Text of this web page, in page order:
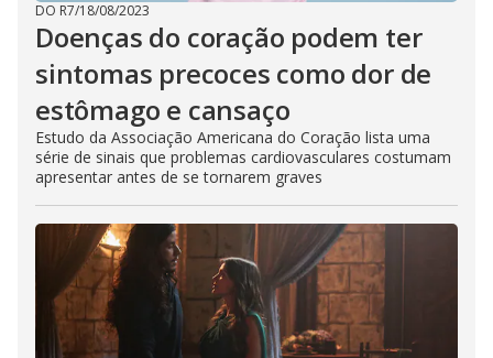
DO R7/18/08/2023
Doenças do coração podem ter
sintomas precoces como dor de
estômago e cansaço
Estudo da Associação Americana do Coração lista uma
série de sinais que problemas cardiovasculares costumam
apresentar antes de se tornarem graves